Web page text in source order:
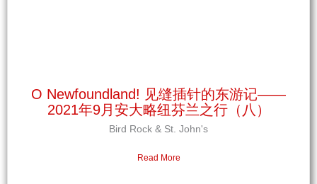
O Newfoundland! 见缝插针的东游记——
2021年9月安大略纽芬兰之行（八）
Bird Rock & St. John's
Read More